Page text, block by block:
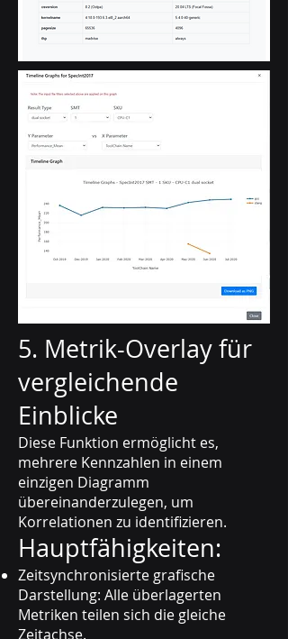
5. Metrik-Overlay für
vergleichende
Einblicke
Diese Funktion ermöglicht es,
mehrere Kennzahlen in einem
einzigen Diagramm
übereinanderzulegen, um
Korrelationen zu identifizieren.
Hauptfähigkeiten:
Zeitsynchronisierte grafische
Darstellung: Alle überlagerten
Metriken teilen sich die gleiche
Zeitachse.